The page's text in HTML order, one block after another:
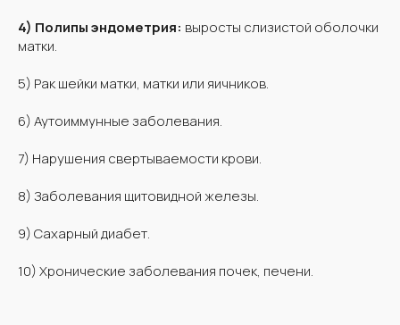
4) Полипы эндометрия: выросты слизистой оболочки
матки.
5) Рак шейки матки, матки или яичников.
6) Аутоиммунные заболевания.
7) Нарушения свертываемости крови.
8) Заболевания щитовидной железы.
9) Сахарный диабет.
10) Хронические заболевания почек, печени.